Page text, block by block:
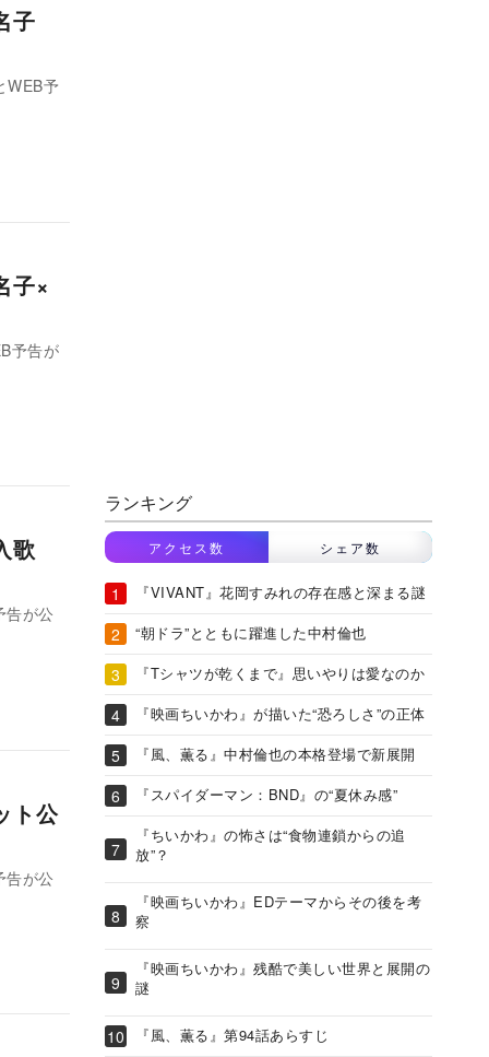
子
WEB予
子×
予告が
歌
告が公
ト公
告が公
ランキング
アクセス数 シェア数
『VIVANT』花岡すみれの存在感と深まる謎
“朝ドラ”とともに躍進した中村倫也
『Tシャツが乾くまで』思いやりは愛なのか
『映画ちいかわ』が描いた“恐ろしさ”の正体
『風、薫る』中村倫也の本格登場で新展開
『スパイダーマン：BND』の“夏休み感”
『ちいかわ』の怖さは“食物連鎖からの追
放”？
『映画ちいかわ』EDテーマからその後を考
察
『映画ちいかわ』残酷で美しい世界と展開の
謎
『風、薫る』第94話あらすじ